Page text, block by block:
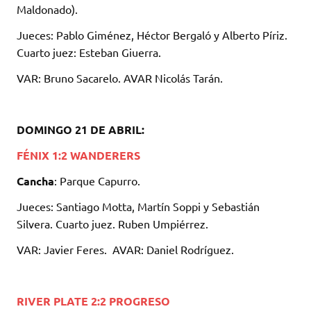
Maldonado).
Jueces: Pablo Giménez, Héctor Bergaló y Alberto Píriz.
Cuarto juez: Esteban Giuerra.
VAR: Bruno Sacarelo. AVAR Nicolás Tarán.
DOMINGO 21 DE ABRIL:
FÉNIX 1:2 WANDERERS
Cancha: Parque Capurro.
Jueces: Santiago Motta, Martín Soppi y Sebastián
Silvera. Cuarto juez. Ruben Umpiérrez.
VAR: Javier Feres. AVAR: Daniel Rodríguez.
RIVER PLATE 2:2 PROGRESO